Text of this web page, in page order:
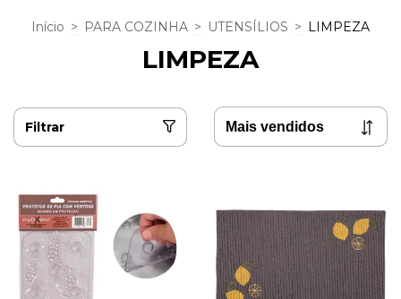
Início > PARA COZINHA > UTENSÍLIOS > LIMPEZA
LIMPEZA
Filtrar